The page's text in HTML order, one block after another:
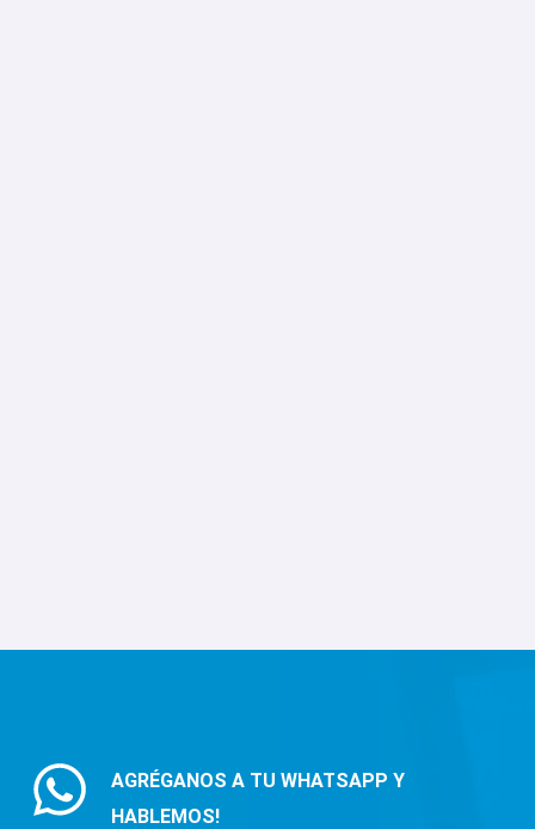
AGRÉGANOS A TU WHATSAPP Y
HABLEMOS!